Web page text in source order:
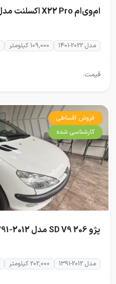
ام‌وی‌ام X22 Pro اکسلنت مدل 2022-1401
مدل 2022-1401 109,000 کیلومتر
قیمت:
فروش اقساطی
کارشناسی شده
پژو 206 SD V9 مدل 2012-1391
مدل 2012-1391 202,000 کیلومتر